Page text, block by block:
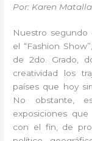
Por: Karen
Nuestro segundo
el “Fashion
de 2do. Grado,
creatividad los
países que hoy
No obstante,
exposiciones
con el fin, de